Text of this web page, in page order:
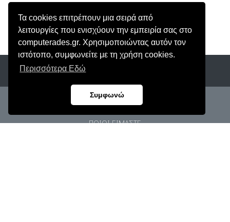
Τα cookies επιτρέπουν μια σειρά από
λειτουργίες που ενισχύουν την εμπειρία σας στο
computerades.gr. Χρησιμοποιώντας αυτόν τον
ιστότοπο, συμφωνείτε με τη χρήση cookies.
Περισσότερα Εδώ
Συμφωνώ
ΑρΓΕΜΗ: 62906803000
ΠΟΙΟΙ ΕΙΜΑΣΤΕ